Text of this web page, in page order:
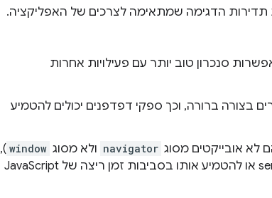
הדגימה שמתאימה לצרכים של האפליקציה.
סנכרון טוב יותר עם פעילויות אחרות
בצורה ברורה, וכך ספקי דפדפנים יכולים להטמיע
navigator ולא מסוג window
),
וזה מאפשר להשתמש ב-API בעתיד ב-service workers או להטמיע אותו בסביבות זמן ריצה של JavaScript